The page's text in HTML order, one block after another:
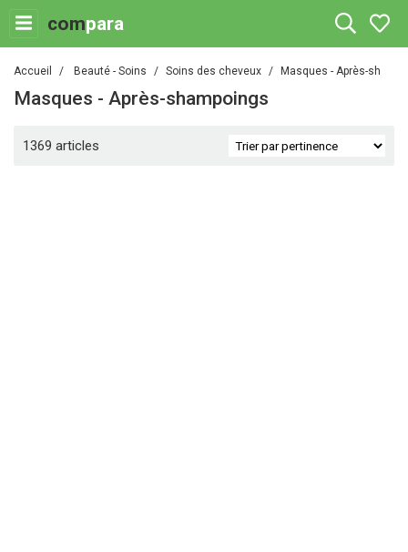
compara
Accueil Beauté - Soins Soins des cheveux Masques - Après-
Masques - Après-shampoings
1369 articles